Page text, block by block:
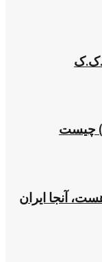
چیست
آنجا ایران